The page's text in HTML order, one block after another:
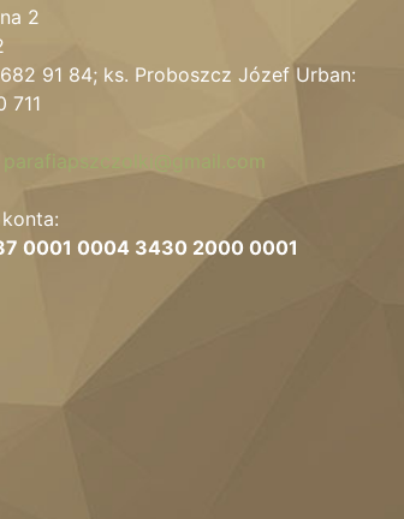
2
91 84; ks. Proboszcz Józef Urban:
711
parafiapszczolki@gmail.com
0001 0004 3430 2000 0001